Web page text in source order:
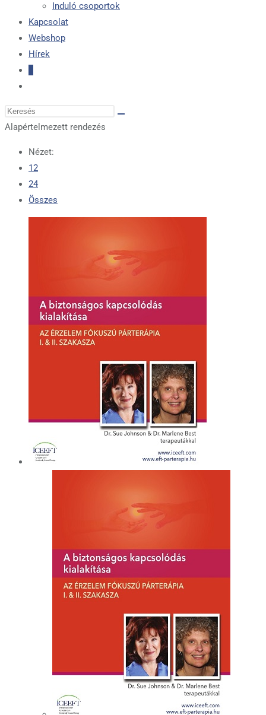
Induló csoportok
Kapcsolat
Webshop
Hírek
search
Search
this
Alapértelmezett rendezés
Nézet:
12
24
Összes